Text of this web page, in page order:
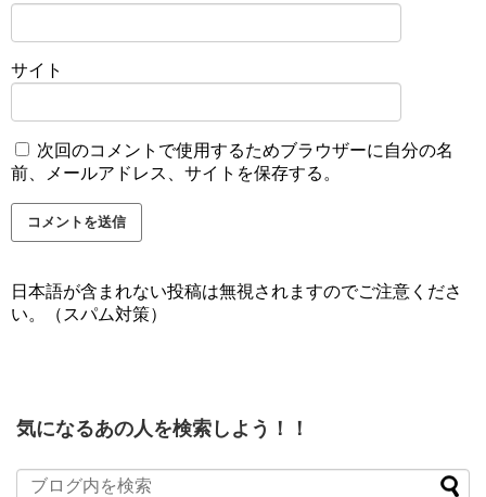
サイト
次回のコメントで使用するためブラウザーに自分の名
前、メールアドレス、サイトを保存する。
日本語が含まれない投稿は無視されますのでご注意くださ
い。（スパム対策）
気になるあの人を検索しよう！！